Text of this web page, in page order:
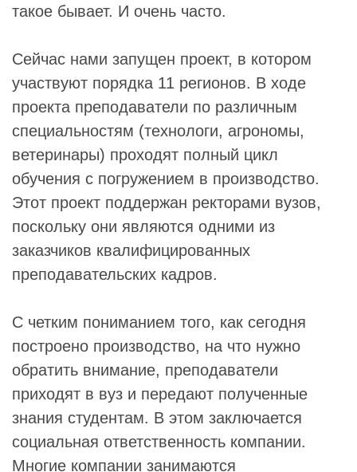
такое бывает. И очень часто.
Сейчас нами запущен проект, в котором
участвуют порядка 11 регионов. В ходе
проекта преподаватели по различным
специальностям (технологи, агрономы,
ветеринары) проходят полный цикл
обучения с погружением в производство.
Этот проект поддержан ректорами вузов,
поскольку они являются одними из
заказчиков квалифицированных
преподавательских кадров.
С четким пониманием того, как сегодня
построено производство, на что нужно
обратить внимание, преподаватели
приходят в вуз и передают полученные
знания студентам. В этом заключается
социальная ответственность компании.
Многие компании занимаются